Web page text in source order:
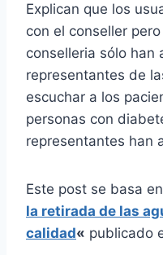
Explican que los
con el conseller
conselleria sólo han
representantes de
escuchar a los
personas con
representantes han
Este post se basa
la retirada de las
calidad« publicado